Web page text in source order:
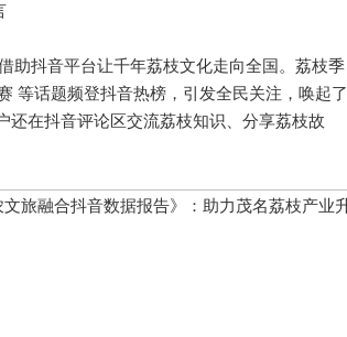
抖音平台让千年荔枝文化走向全国。荔枝季
等话题频登抖音热榜，引发全民关注，唤起了
还在抖音评论区交流荔枝知识、分享荔枝故